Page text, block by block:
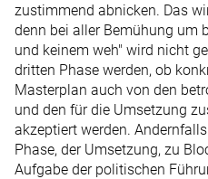
zustimmend abnicken. Das
denn bei aller Bemühung um
und keinem weh" wird nicht
dritten Phase werden, ob
Masterplan auch von den
und den für die Umsetzung
akzeptiert werden.
Phase, der Umsetzung, zu
Aufgabe der politischen